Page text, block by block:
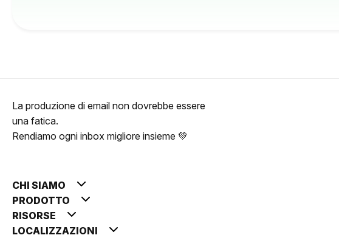
La produzione di email non dovrebbe essere
una fatica.
Rendiamo ogni inbox migliore insieme 💚
CHI SIAMO
PRODOTTO
RISORSE
LOCALIZZAZIONI